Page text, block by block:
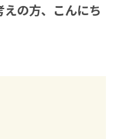
の方、こんにち